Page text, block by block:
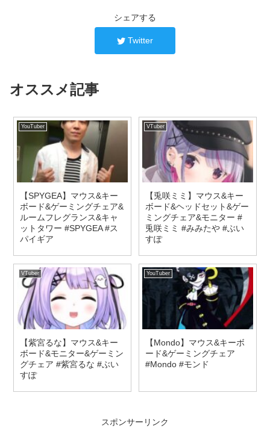
シェアする
Twitter
オススメ記事
YouTuber
【SPYGEA】マウス&キー
ボード&ゲーミングチェア&
ルームフレグランス&キャ
ットタワー #SPYGEA #ス
パイギア
VTuber
【兎咲ミミ】マウス&キー
ボード&ヘッドセット&ゲー
ミングチェア&モニター #
兎咲ミミ #みみたや #ぶい
すぽ
VTuber
【紫宮るな】マウス&キー
ボード&モニター&ゲーミン
グチェア #紫宮るな #ぶい
すぽ
YouTuber
【Mondo】マウス&キーボ
ード&ゲーミングチェア
#Mondo #モンド
スポンサーリンク